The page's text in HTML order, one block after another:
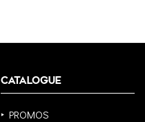
CATALOGUE
‣ PROMOS